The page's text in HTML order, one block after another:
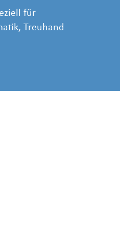
für
Treuhand